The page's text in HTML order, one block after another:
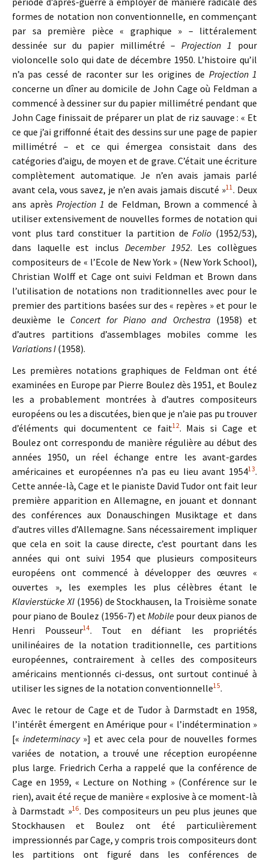
formes de notation non conventionnelle, en commençant
par sa première pièce « graphique » – littéralement
dessinée sur du papier millimétré –Projection 1
pour
violoncelle solo qui date de décembre 1950. L’histoire qu’il
n’a pas cessé de raconter sur les origines de Projection 1
concerne un dîner au domicile de John Cage où Feldman a
commencé à dessiner sur du papier millimétré pendant que
John Cage finissait de préparer un plat de riz sauvage : « Et
ce que j’ai griffonné était des dessins sur une page de papier
millimétré – et ce qui émergea consistait dans des
catégories d’aigu, de moyen et de grave. C’était une écriture
complètement automatique. Je n’en avais jamais parlé
avant cela, vous savez, je n’en avais jamais discuté »11. Deux
ans aprèsProjection 1 de Feldman, Brown a commencé à
utiliser extensivement de nouvelles formes de notation qui
vont plus tard constituer la partition deFolio (1952/53),
dans laquelle est inclus December 1952. Les collègues
compositeurs de « l’Ecole de New York » (New York School),
Christian Wolff et Cage ont suivi Feldman et Brown dans
l’utilisation de notations non traditionnelles avec pour le
premier des partitions basées sur des « repères » et pour le
deuxième le Concert for Piano and Orchestra (1958) et
d’autres partitions d’assemblages mobiles comme les
Variations I (1958).
Les premières notations graphiques de Feldman ont été
examinées en Europe par Pierre Boulez dès 1951, et Boulez
les a probablement montrées à d’autres compositeurs
européens ou les a discutées, bien que je n’aie pas pu trouver
d’éléments qui documentent ce fait12. Mais si Cage et
Boulez ont correspondu de manière régulière au début des
années 1950, un réel échange entre les avant-gardes
américaines et européennes n’a pas eu lieu avant 195413.
Cette année-là, Cage et le pianiste David Tudor ont fait leur
première apparition en Allemagne, en jouant et donnant
des conférences aux Donauschingen Musiktage et dans
d’autres villes d’Allemagne. Sans nécessairement impliquer
que cela en soit la cause directe, c’est pourtant dans les
années qui ont suivi 1954 que plusieurs compositeurs
européens ont commencé à développer des œuvres «
ouvertes », les exemples les plus célèbres étant le
Klavierstücke XI(1956) de Stockhausen, la Troisième sonate
pour piano de Boulez (1956-7) etMobile pour deux pianos de
Henri Pousseur14. Tout en défiant les propriétés
unilinéaires de la notation traditionnelle, ces partitions
européennes, contrairement à celles des compositeurs
américains mentionnés ci-dessus, ont surtout continué à
utiliser les signes de la notation conventionnelle15.
Avec le retour de Cage et de Tudor à Darmstadt en 1958,
l’intérêt émergent en Amérique pour « l’indétermination »
[« indeterminacy»] et avec cela pour de nouvelles formes
variées de notation, a trouvé une réception européenne
plus large. Friedrich Cerha a rappelé que la conférence de
Cage en 1959, « Lecture on Nothing » (Conférence sur le
rien), avait été reçue de manière « explosive à ce moment-là
à Darmstadt »16. Des compositeurs un peu plus jeunes que
Stockhausen et Boulez ont été particulièrement
impressionnés par Cage, y compris trois compositeurs dont
les partitions ont figuré dans les conférences de